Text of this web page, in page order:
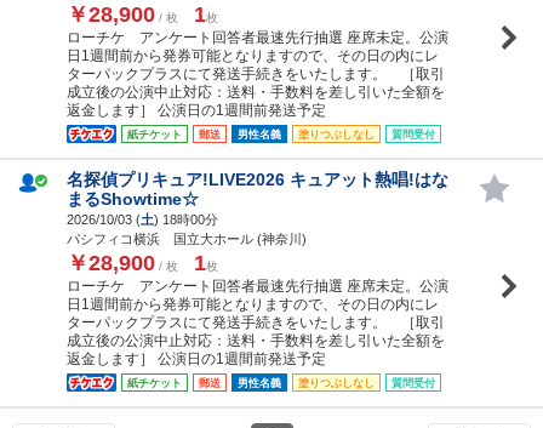
￥28,900 / 枚 1枚
ローチケ アンケート回答者最速先行抽選 座席未定。公演
日1週間前から発券可能となりますので、その日の内にレ
ターパックプラスにて発送手続きをいたします。 ［取引
成立後の公演中止対応：送料・手数料を差し引いた全額を
返金します］ 公演日の1週間前発送予定
紙チケット 郵送 男性名義 塗りつぶしなし 質問受付
名探偵プリキュア!LIVE2026 キュアット熱唱!はな
まるShowtime☆
2026/10/03 (土) 18時00分
パシフィコ横浜 国立大ホール (神奈川)
￥28,900 / 枚 1枚
ローチケ アンケート回答者最速先行抽選 座席未定。公演
日1週間前から発券可能となりますので、その日の内にレ
ターパックプラスにて発送手続きをいたします。 ［取引
成立後の公演中止対応：送料・手数料を差し引いた全額を
返金します］ 公演日の1週間前発送予定
紙チケット 郵送 男性名義 塗りつぶしなし 質問受付